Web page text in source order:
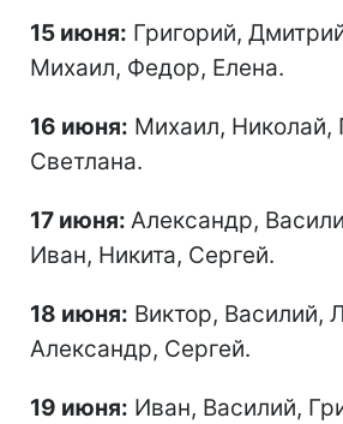
15 июня: Григорий,
Михаил, Федор, Елена.
16 июня: Михаил, Николай,
Светлана.
17 июня: Александр,
Иван, Никита, Сергей.
18 июня: Виктор, Василий,
Александр, Сергей.
19 июня: Иван, Василий,